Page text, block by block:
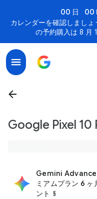
00 日 00
カレンダーを確認しまし
の予約購入は 8 月
Google Pixel 10
Gemini
ミアムプラン 6
ント
§